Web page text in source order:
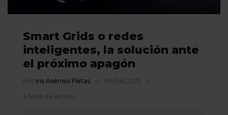
Smart Grids o redes
inteligentes, la solución ante
el próximo apagón
Por Iris Asensio Fletas 09/06/2025
4 Mins de lectura